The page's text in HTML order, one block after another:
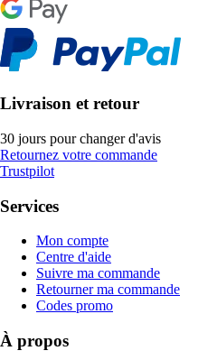
Livraison et retour
30 jours pour changer d'avis
Retournez votre commande
Trustpilot
Services
Mon compte
Centre d'aide
Suivre ma commande
Retourner ma commande
Codes promo
À propos